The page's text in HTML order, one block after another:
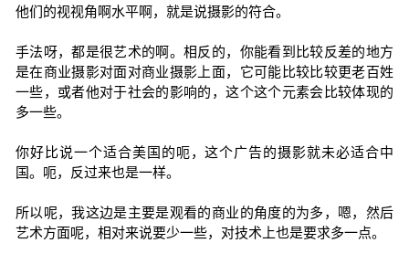
他们的视视角啊水平啊，就是说摄影的符合。
手法呀，都是很艺术的啊。相反的，你能看到比较反差的地方
是在商业摄影对面对商业摄影上面，它可能比较比较更老百姓
一些，或者他对于社会的影响的，这个这个元素会比较体现的
多一些。
你好比说一个适合美国的呃，这个广告的摄影就未必适合中
国。呃，反过来也是一样。
所以呢，我这边是主要是观看的商业的角度的为多，嗯，然后
艺术方面呢，相对来说要少一些，对技术上也是要求多一点。